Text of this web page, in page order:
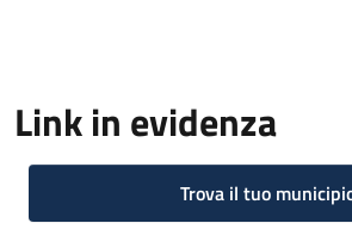
Link in evidenza
Trova il tuo